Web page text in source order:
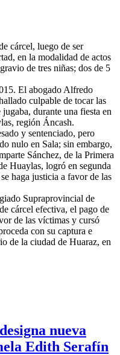
cárcel, luego de ser
en la modalidad de actos
de tres niñas; dos de 5
El abogado Alfredo
culpable de tocar las
durante una fiesta en
región Áncash.
y sentenciado, pero
nulo en Sala; sin embargo,
Sánchez, de la Primera
Huaylas, logró en segunda
haga justicia a favor de las
Supraprovincial de
cárcel efectiva, el pago de
de las víctimas y cursó
con su captura e
de la ciudad de Huaraz, en
nueva
Edith Serafín